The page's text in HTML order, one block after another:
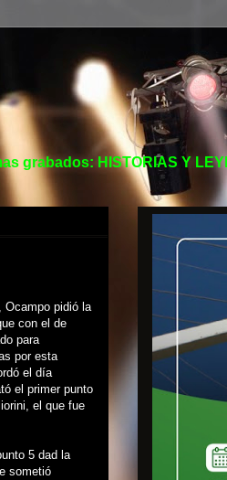
grabados: HISTORIAS Y
Ocampo pidió la
con el de
para
por esta
el día
el primer punto
el que fue
5 dad la
sometió